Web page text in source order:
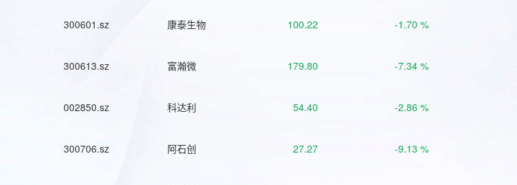
300601.sz 康泰生物 100.22 -1.70 %
300613.sz 富瀚微 179.80 -7.34 %
002850.sz 科达利 54.40 -2.86 %
300706.sz 阿石创 27.27 -9.13 %